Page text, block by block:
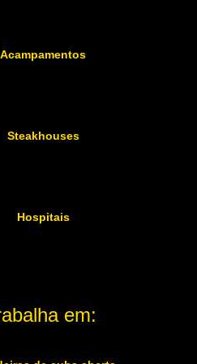
Acampamentos
Steakhouses
Hospitais
em: